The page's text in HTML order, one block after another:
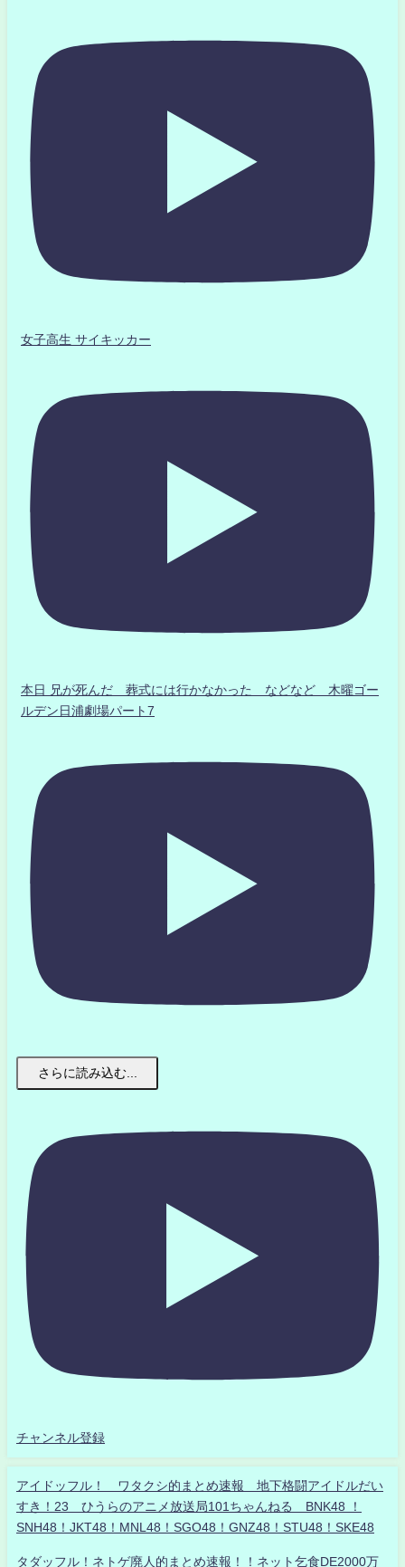
女子高生 サイキッカー
本日 兄が死んだ 葬式には行かなかった などなど 木曜ゴー
ルデン日浦劇場パート7
さらに読み込む...
チャンネル登録
アイドッフル！ ワタクシ的まとめ速報 地下格闘アイドルだい
すき！23 ひうらのアニメ放送局101ちゃんねる BNK48 ！
SNH48！JKT48！MNL48！SGO48！GNZ48！STU48！SKE48
タダッフル！ネトゲ廃人的まとめ速報！！ネット乞食DE2000万